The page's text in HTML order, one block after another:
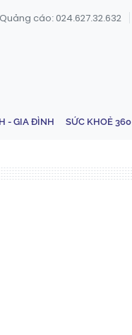
Quảng cáo: 024.627.32.632
- GIA ĐÌNH SỨC KHOẺ 360